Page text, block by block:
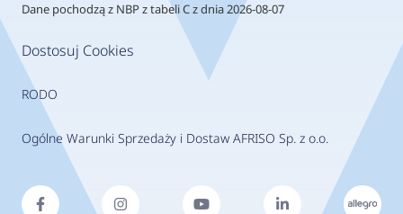
Dostosuj Cookies
RODO
Ogólne Warunki Sprzedaży i Dostaw AFRISO Sp. z o.o.
Dane pochodzą z NBP z tabeli C z dnia 2026-08-07